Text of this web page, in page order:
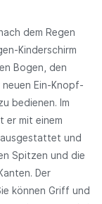
dem Regen
Kinderschirm
Bogen, den
Ein-Knopf-
bedienen. Im
er mit einem
und
Spitzen und die
Der
können Griff und